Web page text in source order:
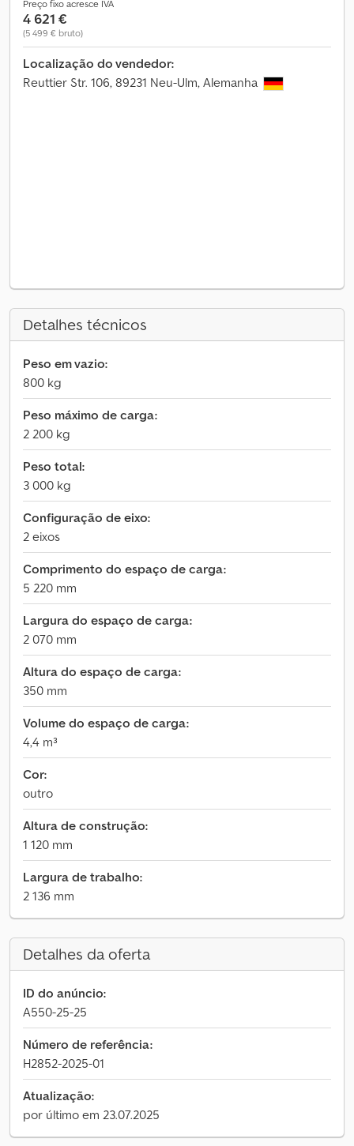
Preço fixo acresce IVA
4 621 €
(5 499 € bruto)
Localização do vendedor:
Reuttier Str. 106, 89231 Neu-Ulm, Alemanha
Detalhes técnicos
Peso em vazio:
800 kg
Peso máximo de carga:
2 200 kg
Peso total:
3 000 kg
Configuração de eixo:
2 eixos
Comprimento do espaço de carga:
5 220 mm
Largura do espaço de carga:
2 070 mm
Altura do espaço de carga:
350 mm
Volume do espaço de carga:
4,4 m³
Cor:
outro
Altura de construção:
1 120 mm
Largura de trabalho:
2 136 mm
Detalhes da oferta
ID do anúncio:
A550-25-25
Número de referência:
H2852-2025-01
Atualização:
por último em 23.07.2025